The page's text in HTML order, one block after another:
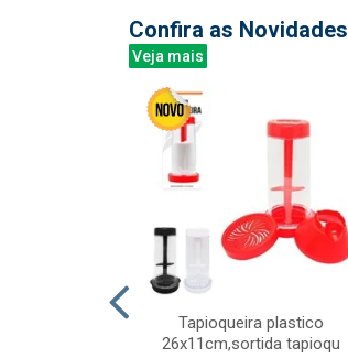
Confira as Novidades
Veja mais
Tapioqueira plastico
26x11cm,sortida tapioqu